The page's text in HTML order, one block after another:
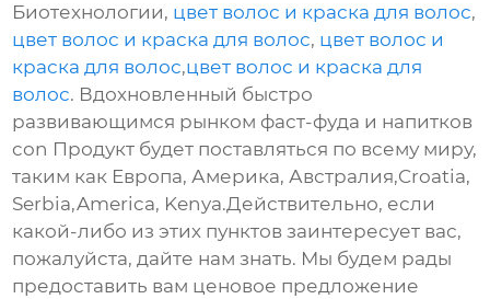
Биотехнологии, цвет волос и краска для волос,
цвет волос и краска для волос, цвет волос и
краска для волос,цвет волос и краска для
волос. Вдохновленный быстро
развивающимся рынком фаст-фуда и напитков
con Продукт будет поставляться по всему миру,
таким как Европа, Америка, Австралия,Croatia,
Serbia,America, Kenya.Действительно, если
какой-либо из этих пунктов заинтересует вас,
пожалуйста, дайте нам знать. Мы будем рады
предоставить вам ценовое предложение